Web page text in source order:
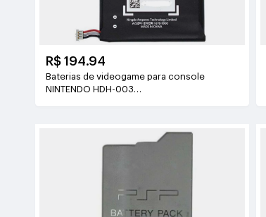
R$ 194.94
Baterias de videogame para console
NINTENDO HDH-003